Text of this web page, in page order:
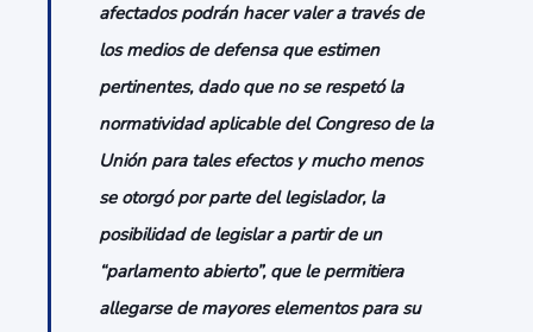
afectados podrán hacer valer a través de
los medios de defensa que estimen
pertinentes, dado que no se respetó la
normatividad aplicable del Congreso de la
Unión para tales efectos y mucho menos
se otorgó por parte del legislador, la
posibilidad de legislar a partir de un
“parlamento abierto”, que le permitiera
allegarse de mayores elementos para su